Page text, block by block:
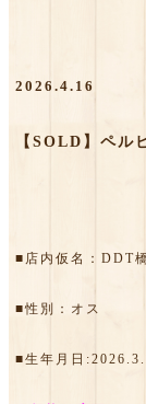
2026.4.16
【SOLD】ペル
■店内仮名：DDT
■性別：オス
■生年月日